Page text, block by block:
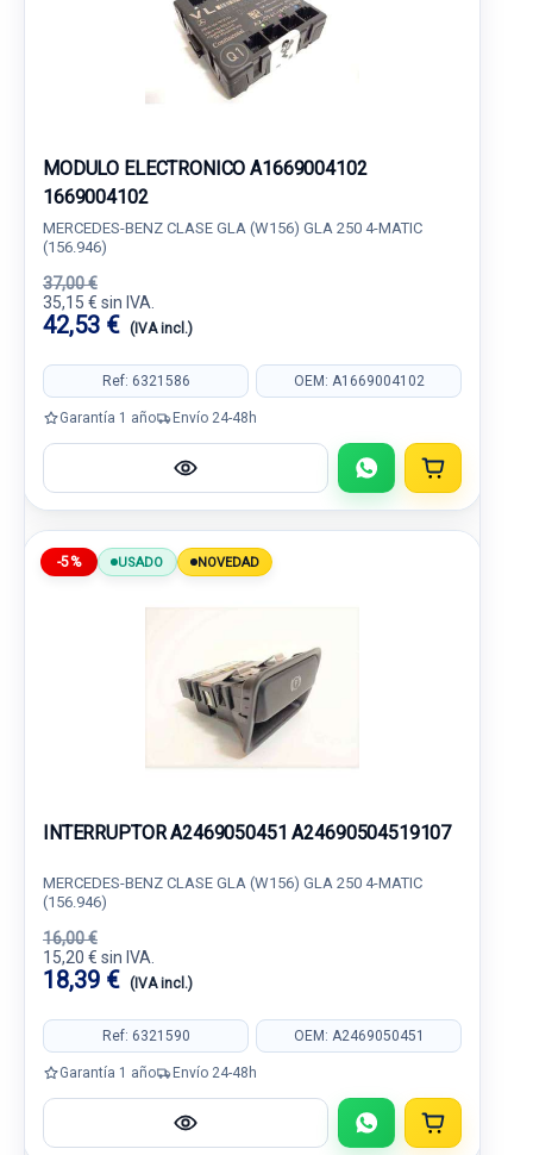
MODULO ELECTRONICO A1669004102
1669004102
MERCEDES-BENZ CLASE GLA (W156) GLA 250 4-MATIC
(156.946)
37,00 €
35,15 € sin IVA.
42,53 € (IVA incl.)
Ref: 6321586 OEM: A1669004102
Garantía 1 año Envío 24-48h
-5% USADO NOVEDAD
INTERRUPTOR A2469050451 A24690504519107
MERCEDES-BENZ CLASE GLA (W156) GLA 250 4-MATIC
(156.946)
16,00 €
15,20 € sin IVA.
18,39 € (IVA incl.)
Ref: 6321590 OEM: A2469050451
Garantía 1 año Envío 24-48h